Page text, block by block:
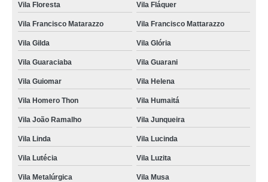
Vila Floresta Vila Fláquer
Vila Francisco Matarazzo Vila Francisco Mattarazzo
Vila Gilda Vila Glória
Vila Guaraciaba Vila Guarani
Vila Guiomar Vila Helena
Vila Homero Thon Vila Humaitá
Vila João Ramalho Vila Junqueira
Vila Linda Vila Lucinda
Vila Lutécia Vila Luzita
Vila Metalúrgica Vila Musa